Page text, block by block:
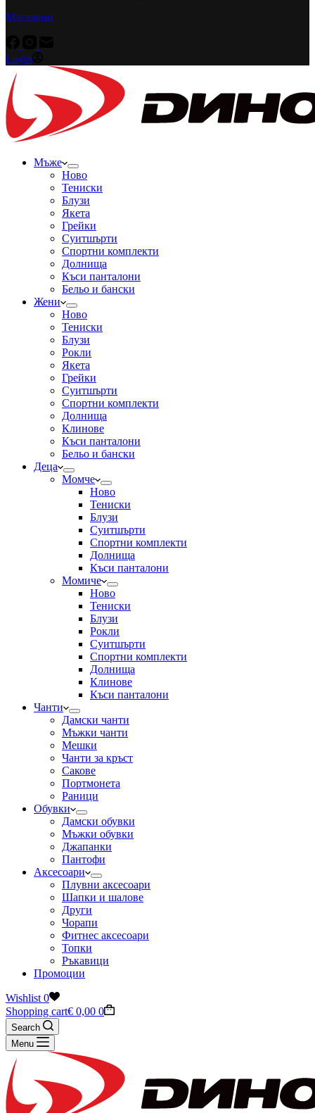
Магазини
Login
Мъже
Ново
Тениски
Блузи
Якета
Грейки
Суитшърти
Спортни комплекти
Долнища
Къси панталони
Бельо и бански
Жени
Ново
Тениски
Блузи
Рокли
Якета
Грейки
Суитшърти
Спортни комплекти
Долнища
Клинове
Къси панталони
Бельо и бански
Деца
Момче
Ново
Тениски
Блузи
Суитшърти
Спортни комплекти
Долнища
Къси панталони
Момиче
Ново
Тениски
Блузи
Рокли
Суитшърти
Спортни комплекти
Долнища
Клинове
Къси панталони
Чанти
Дамски чанти
Мъжки чанти
Мешки
Чанти за кръст
Сакове
Портмонета
Раници
Обувки
Дамски обувки
Мъжки обувки
Джапанки
Пантофи
Аксесоари
Плувни аксесоари
Шапки и шалове
Други
Чорапи
Фитнес аксесоари
Топки
Ръкавици
Промоции
Wishlist 0
Shopping cart€ 0,00 0
Search
Menu